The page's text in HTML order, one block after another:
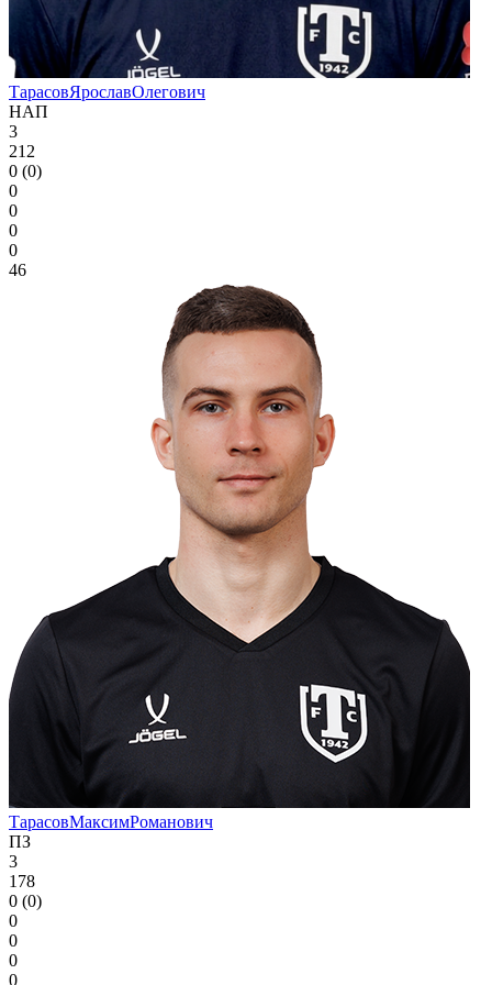
ТарасовЯрославОлегович
НАП
3
212
0 (0)
0
0
0
0
46
ТарасовМаксимРоманович
ПЗ
3
178
0 (0)
0
0
0
0